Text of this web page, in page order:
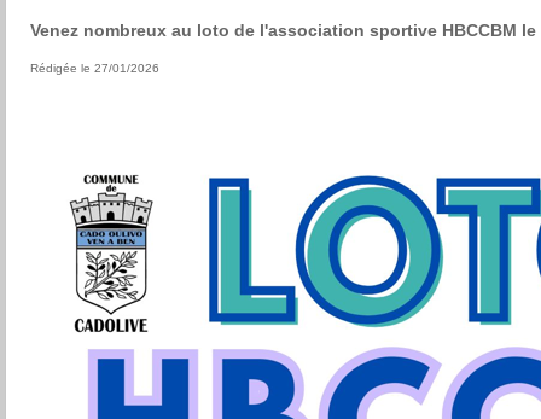
Venez nombreux au loto de l'association sportive HBCCBM le
Rédigée le 27/01/2026